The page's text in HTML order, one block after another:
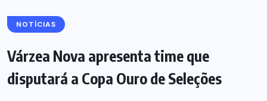
NOTÍCIAS
Várzea Nova apresenta time que
disputará a Copa Ouro de Seleções